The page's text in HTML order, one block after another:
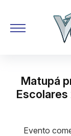
Matupá
Evento